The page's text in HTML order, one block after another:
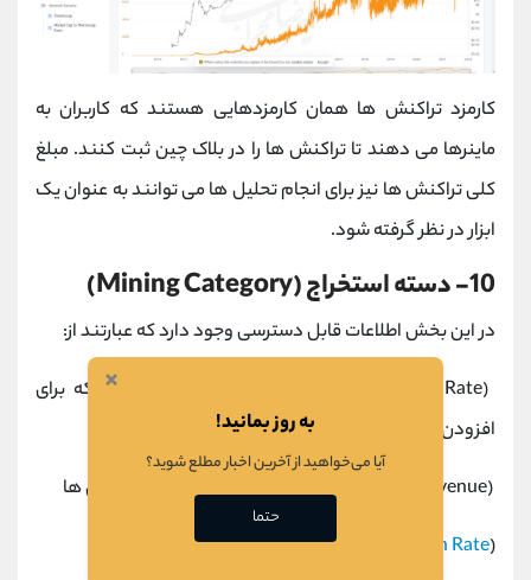
کارمزد تراکنش ها همان کارمزدهایی هستند که کاربران به
ماینرها می دهند تا تراکنش ها را در بلاک چین ثبت کنند. مبلغ
کلی تراکنش ها نیز برای انجام تحلیل ها می توانند به عنوان یک
ابزار در نظر گرفته شود.
10- دسته استخراج (Mining Category)
در این بخش اطلاعات قابل دسترسی وجود دارد که عبارتند از:
(Difficulty Rate) یا نرخ سختی معماهایی هستند که برای
افزودن تراکنش به بلاک باید توسطماینر
(Revenue) یا درآمد ماینرها از پاداش ها و کارمزد تراکنش ها
(
Hash Rate ) یا هش ریت فعلی شبکه بیت کوین
×
به روز بمانید!
آیا می‌خواهید از آخرین اخبار مطلع شوید؟
حتما